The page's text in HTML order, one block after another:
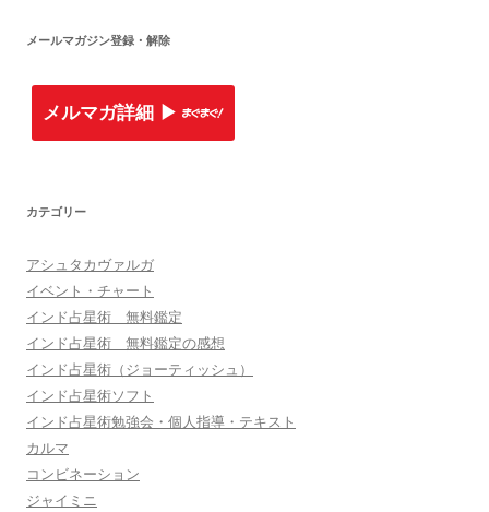
メールマガジン登録・解除
メルマガ詳細 ▶︎
カテゴリー
アシュタカヴァルガ
イベント・チャート
インド占星術 無料鑑定
インド占星術 無料鑑定の感想
インド占星術（ジョーティッシュ）
インド占星術ソフト
インド占星術勉強会・個人指導・テキスト
カルマ
コンビネーション
ジャイミニ